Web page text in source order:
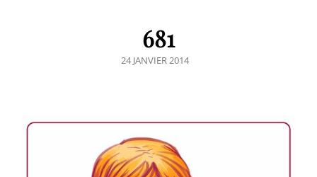
681
POSTED
24 JANVIER 2014